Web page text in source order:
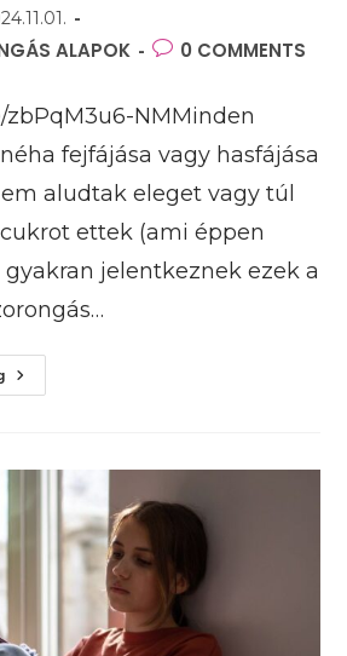
ALAPOK
Post0 COMMENTS
NMMinden
fejfájása vagy hasfájása
aludtak eleget vagy túl
ettek (ami éppen
gyakran jelentkeznek ezek a
Szorongás
Miatti